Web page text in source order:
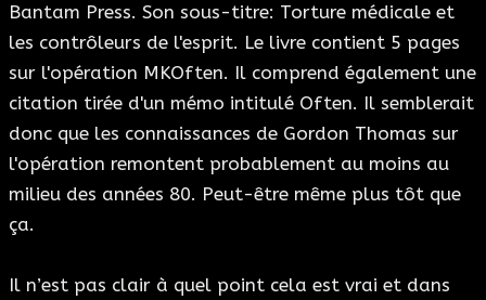
Bantam Press. Son sous-titre: Torture médicale et
les contrôleurs de l'esprit. Le livre contient 5 pages
sur l'opération MKOften. Il comprend également une
citation tirée d'un mémo intitulé Often. Il semblerait
donc que les connaissances de Gordon Thomas sur
l'opération remontent probablement au moins au
milieu des années 80. Peut-être même plus tôt que
ça.
Il n’est pas clair à quel point cela est vrai et dans